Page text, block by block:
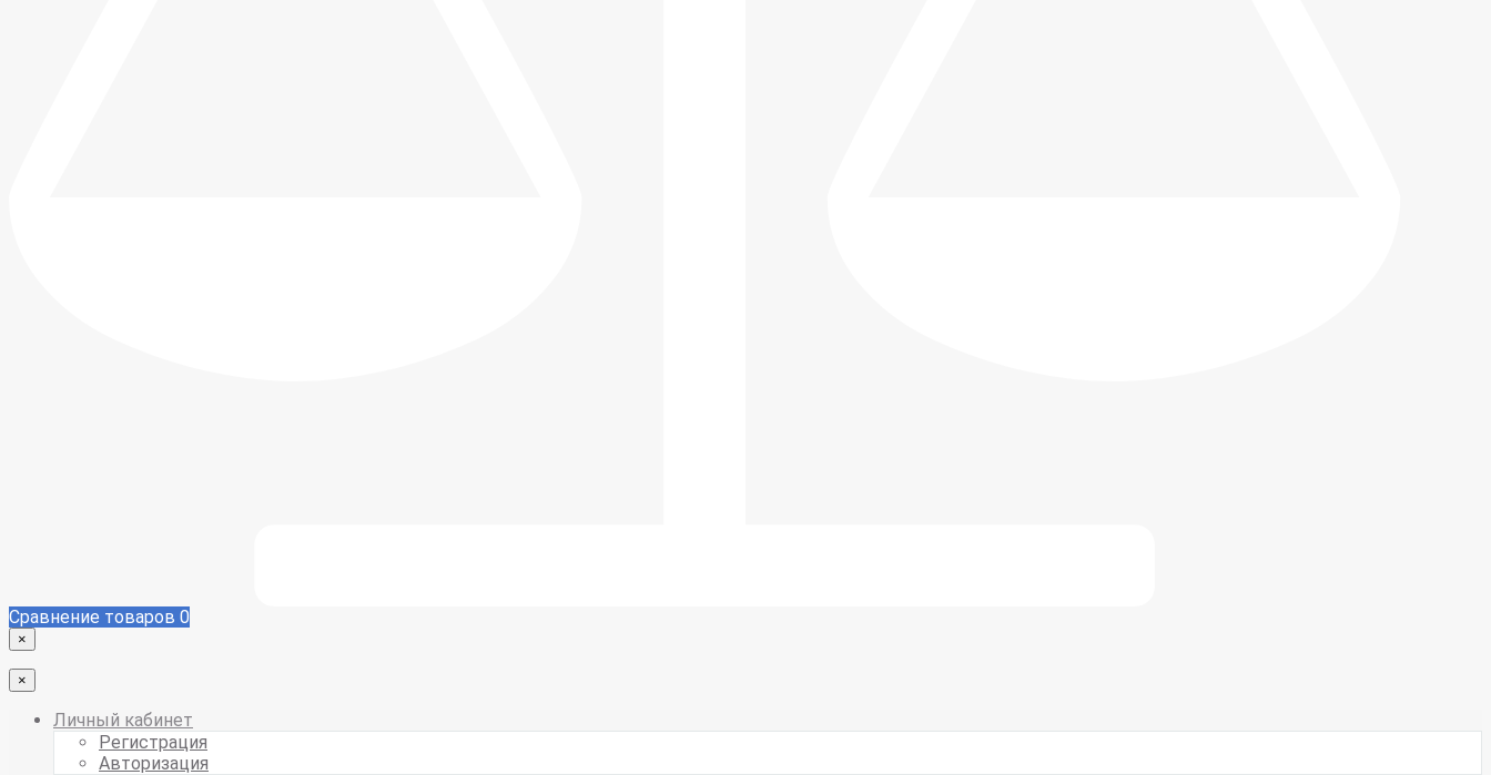
Сравнение товаров 0
×
×
Личный кабинет
Регистрация
Авторизация